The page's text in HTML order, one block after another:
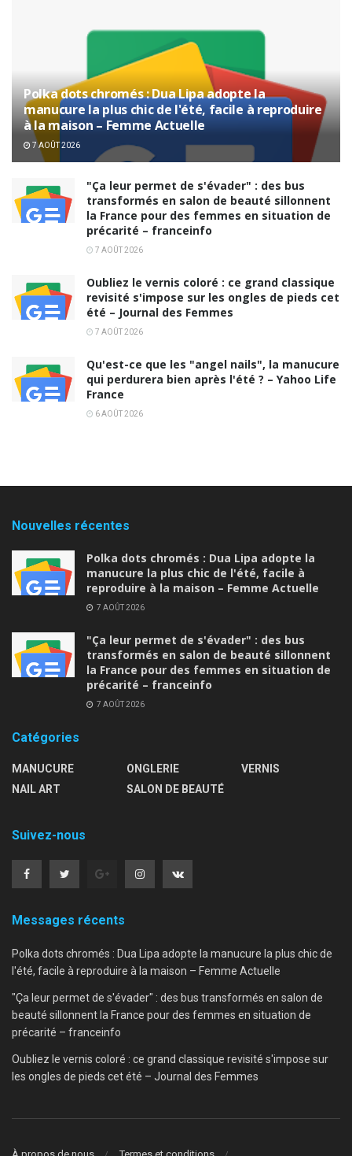
Polka dots chromés : Dua Lipa adopte la
manucure la plus chic de l'été, facile à reproduire
à la maison – Femme Actuelle
7 AOÛT 2026
"Ça leur permet de s'évader" : des bus
transformés en salon de beauté sillonnent
la France pour des femmes en situation de
précarité – franceinfo
7 AOÛT 2026
Oubliez le vernis coloré : ce grand classique
revisité s'impose sur les ongles de pieds cet
été – Journal des Femmes
7 AOÛT 2026
Qu'est-ce que les "angel nails", la manucure
qui perdurera bien après l'été ? – Yahoo Life
France
6 AOÛT 2026
Nouvelles récentes
Polka dots chromés : Dua Lipa adopte la
manucure la plus chic de l'été, facile à
reproduire à la maison – Femme Actuelle
7 AOÛT 2026
"Ça leur permet de s'évader" : des bus
transformés en salon de beauté sillonnent
la France pour des femmes en situation de
précarité – franceinfo
7 AOÛT 2026
Catégories
MANUCURE
NAIL ART
ONGLERIE
SALON DE BEAUTÉ
VERNIS
Suivez-nous
Messages récents
Polka dots chromés : Dua Lipa adopte la manucure la plus chic de
l'été, facile à reproduire à la maison – Femme Actuelle
"Ça leur permet de s'évader" : des bus transformés en salon de
beauté sillonnent la France pour des femmes en situation de
précarité – franceinfo
Oubliez le vernis coloré : ce grand classique revisité s'impose sur
les ongles de pieds cet été – Journal des Femmes